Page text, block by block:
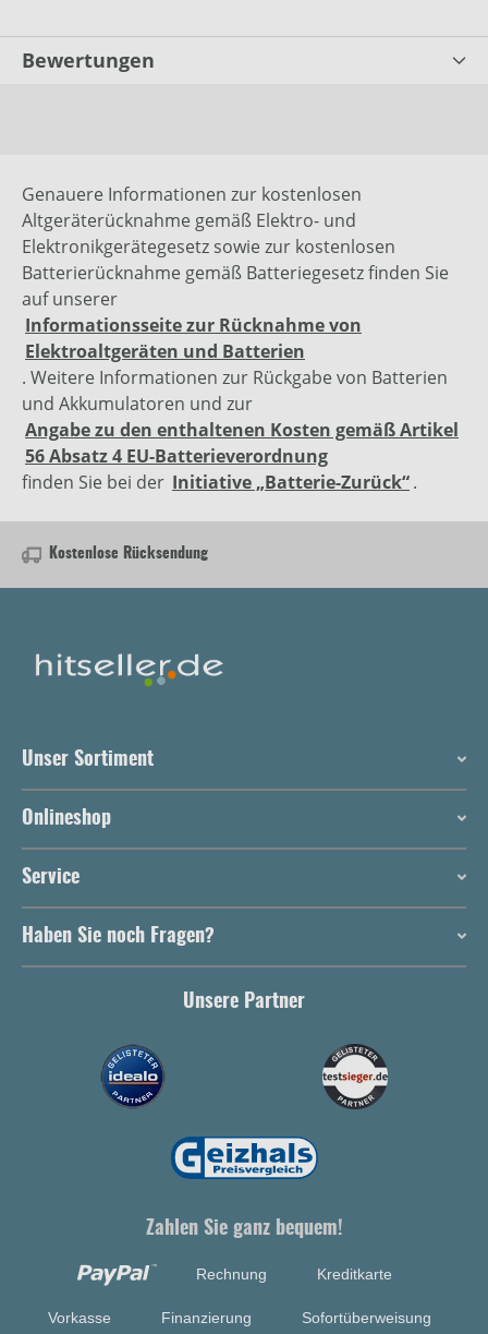
Bewertungen
Genauere Informationen zur kostenlosen
Altgeräterücknahme gemäß Elektro- und
Elektronikgerätegesetz sowie zur kostenlosen
Batterierücknahme gemäß Batteriegesetz finden Sie
auf unserer
Informationsseite zur Rücknahme von
Elektroaltgeräten und Batterien
. Weitere Informationen zur Rückgabe von Batterien
und Akkumulatoren und zur
Angabe zu den enthaltenen Kosten gemäß Artikel
56 Absatz 4 EU-Batterieverordnung
finden Sie bei der Initiative „Batterie-Zurück“.
Kostenlose Rücksendung
Unser Sortiment
Onlineshop
Service
Haben Sie noch Fragen?
Unsere Partner
Zahlen Sie ganz bequem!
Rechnung Kreditkarte
Vorkasse Finanzierung Sofortüberweisung